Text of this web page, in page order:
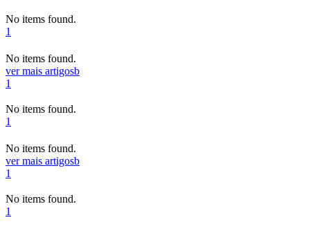
No items found.
1
No items found.
ver mais artigosb
1
No items found.
1
No items found.
ver mais artigosb
1
No items found.
1